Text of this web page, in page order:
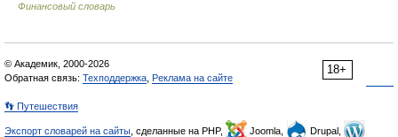
Финансовый словарь
18+
© Академик, 2000-2026
Обратная связь: Техподдержка Реклама на сайте
👣 Путешествия
Экспорт словарей на сайты , сделанные на PHP, Joomla,
Drupal,